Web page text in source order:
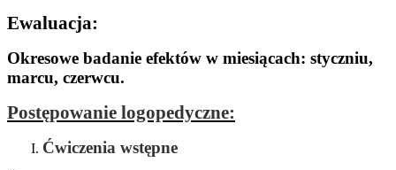
Ewaluacja:
Okresowe badanie efektów w miesiącach: styczniu,
marcu, czerwcu.
Postępowanie logopedyczne:
Ćwiczenia wstępne